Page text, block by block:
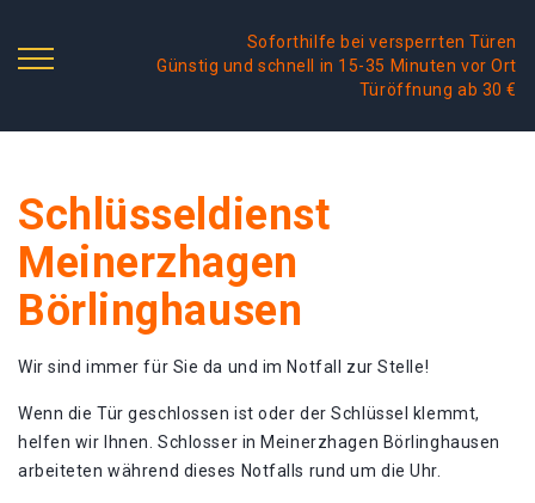
Soforthilfe bei versperrten Türen
Günstig und schnell in 15-35 Minuten vor Ort
Türöffnung ab 30 €
Schlüsseldienst
Meinerzhagen
Börlinghausen
Wir sind immer für Sie da und im Notfall zur Stelle!
Wenn die Tür geschlossen ist oder der Schlüssel klemmt,
helfen wir Ihnen. Schlosser in Meinerzhagen Börlinghausen
arbeiteten während dieses Notfalls rund um die Uhr.